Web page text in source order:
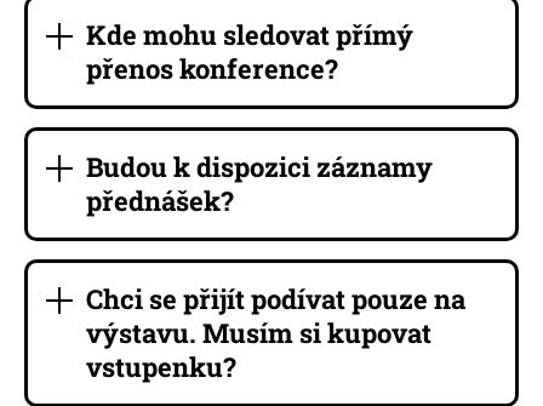
Kde mohu sledovat přímý
přenos konference?
Budou k dispozici záznamy
přednášek?
Chci se přijít podívat pouze na
výstavu. Musím si kupovat
vstupenku?